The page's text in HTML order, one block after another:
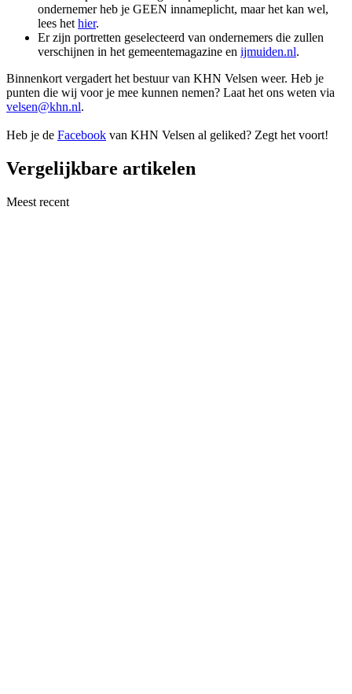
ondernemer heb je GEEN innameplicht, maar het kan wel,
lees het hier.
Er zijn portretten geselecteerd van ondernemers die zullen
verschijnen in het gemeentemagazine en ijmuiden.nl.
Binnenkort vergadert het bestuur van KHN Velsen weer. Heb je
punten die wij voor je mee kunnen nemen? Laat het ons weten via
velsen@khn.nl.
Heb je de Facebook van KHN Velsen al geliked? Zegt het voort!
Vergelijkbare artikelen
Meest recent